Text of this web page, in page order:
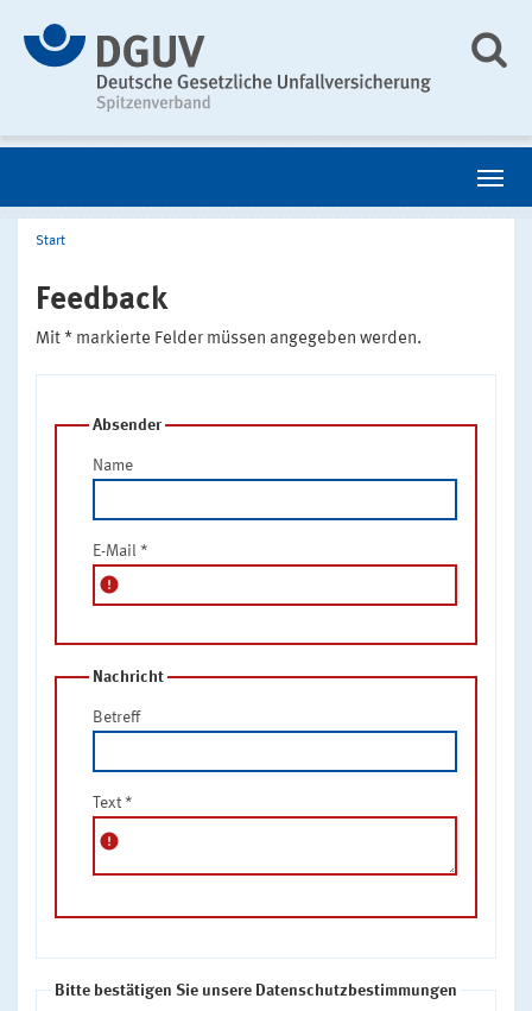
Start
Feedback
Mit * markierte Felder müssen angegeben werden.
Absender
Name
E-Mail *
error
Nachricht
Betreff
Text *
error
Bitte bestätigen Sie unsere Datenschutzbestimmungen